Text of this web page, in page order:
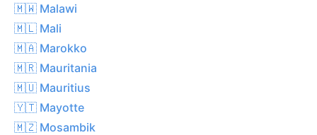
🇲🇼 Malawi
🇲🇱 Mali
🇲🇦 Marokko
🇲🇷 Mauritania
🇲🇺 Mauritius
🇾🇹 Mayotte
🇲🇿 Mosambik